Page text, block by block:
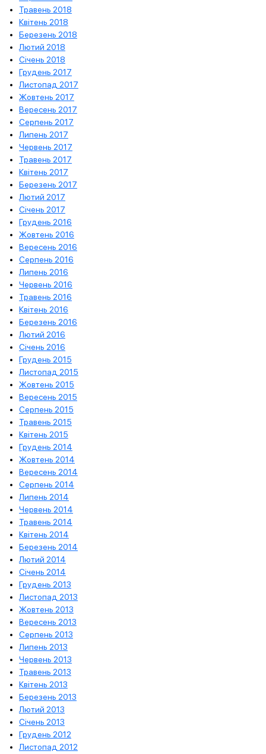
Травень 2018
Квітень 2018
Березень 2018
Лютий 2018
Січень 2018
Грудень 2017
Листопад 2017
Жовтень 2017
Вересень 2017
Серпень 2017
Липень 2017
Червень 2017
Травень 2017
Квітень 2017
Березень 2017
Лютий 2017
Січень 2017
Грудень 2016
Жовтень 2016
Вересень 2016
Серпень 2016
Липень 2016
Червень 2016
Травень 2016
Квітень 2016
Березень 2016
Лютий 2016
Січень 2016
Грудень 2015
Листопад 2015
Жовтень 2015
Вересень 2015
Серпень 2015
Травень 2015
Квітень 2015
Грудень 2014
Жовтень 2014
Вересень 2014
Серпень 2014
Липень 2014
Червень 2014
Травень 2014
Квітень 2014
Березень 2014
Лютий 2014
Січень 2014
Грудень 2013
Листопад 2013
Жовтень 2013
Вересень 2013
Серпень 2013
Липень 2013
Червень 2013
Травень 2013
Квітень 2013
Березень 2013
Лютий 2013
Січень 2013
Грудень 2012
Листопад 2012